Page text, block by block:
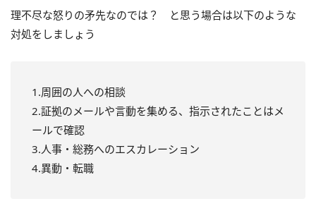
理不尽な怒りの矛先なのでは？ と思う場合は以下のような
対処をしましょう
1.周囲の人への相談
2.証拠のメールや言動を集める、指示されたことはメ
ールで確認
3.人事・総務へのエスカレーション
4.異動・転職